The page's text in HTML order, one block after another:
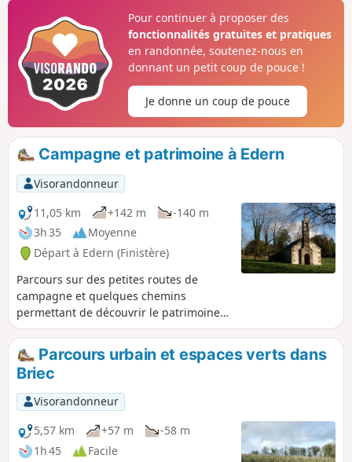
du vivant de Jean Edern Hallier.Le
parcours aborde ensuite le côté Ouest
de Briec qui concentre les équipements
sportifs, culturels ainsi que les écoles.
Nota : Ce parcours emprunte
essentiellement des petites routes de
secteur urbanisé.
Pour continuer à proposer des
fonctionnalités gratuites et pratiques
en randonnée, soutenez-nous en
donnant un petit coup de pouce !
Je donne un coup de pouce
Campagne et patrimoine à Edern
Visorandonneur
11,05 km
+142 m
-140 m
3h 35
Moyenne
Départ à Edern (Finistère)
Parcours sur des petites routes de
campagne et quelques chemins
permettant de découvrir le patrimoine
local : chapelle, croix, vestige d'une
ancienne abbaye et fontaine
monumentale sauvée de l'oubli en 2023
par l'association Edern Histoire et
Patrimoine.
Parcours urbain et espaces verts dans
Briec
Visorandonneur
5,57 km
+57 m
-58 m
1h 45
Facile